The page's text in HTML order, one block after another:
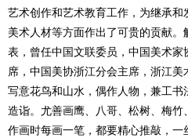
艺术创作和艺术教育工作，为继承
美术人材等方面作出了可贵的贡献
表，曾任中国文联委员，中国美术
席，中国美协浙江分会主席，浙江
写意花鸟和山水，偶作人物，兼工
造诣。尤善画鹰、八哥、松树、梅
作画时每画一笔，都要精心推敲，